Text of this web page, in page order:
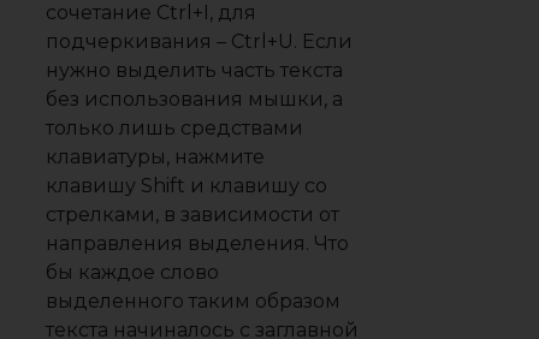
сочетание Ctrl+I, для
подчеркивания – Ctrl+U. Если
нужно выделить часть текста
без использования мышки, а
только лишь средствами
клавиатуры, нажмите
клавишу Shift и клавишу со
стрелками, в зависимости от
направления выделения. Что
бы каждое слово
выделенного таким образом
текста начиналось с заглавной